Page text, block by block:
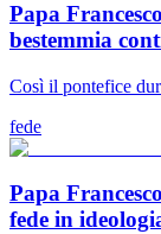
Papa
bestemmia
Così il pontefice
fede
Papa
fede in